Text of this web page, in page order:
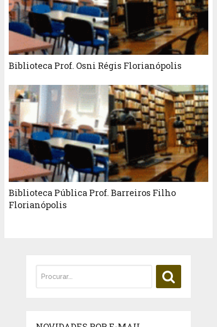
Biblioteca Prof. Osni Régis Florianópolis
Biblioteca Pública Prof. Barreiros Filho
Florianópolis